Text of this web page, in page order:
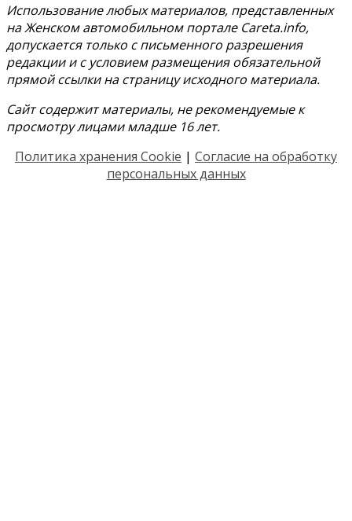
Использование любых материалов, представленных
на Женском автомобильном портале Careta.info,
допускается только с письменного разрешения
редакции и с условием размещения обязательной
прямой ссылки на страницу исходного материала.
Сайт содержит материалы, не рекомендуемые к
просмотру лицами младше 16 лет.
Политика хранения Cookie | Согласие на обработку
персональных данных